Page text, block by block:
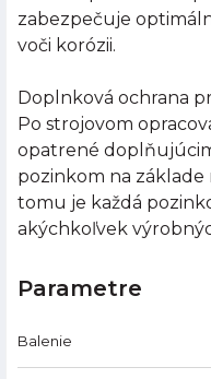
zabezpečuje
voči korózii.
Doplnková ochrana
Po strojovom
opatrené
pozinkom na základe
tomu je každá
akýchkoľvek
Parametre
Balenie